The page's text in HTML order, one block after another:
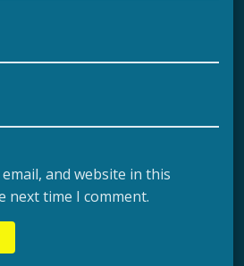
email, and website in this
next time I comment.